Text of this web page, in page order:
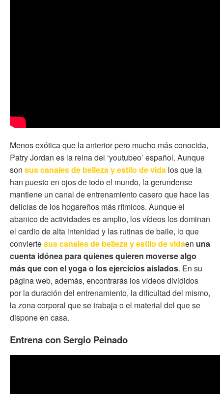
Menos exótica que la anterior pero mucho más conocida,
Patry Jordan es la reina del ‘youtubeo’ español. Aunque
son sus canales de belleza y estilo de vida los que la
han puesto en ojos de todo el mundo, la gerundense
mantiene un canal de entrenamiento casero que hace las
delicias de los hogareños más rítmicos. Aunque el
abanico de actividades es amplio, los vídeos los dominan
el cardio de alta intenidad y las rutinas de baile, lo que
conviertesus canales de belleza y estilo de vidaen una
cuenta idónea para quienes quieren moverse algo
más que con el yoga o los ejercicios aislados. En su
página web, además, encontrarás los vídeos divididos
por la duración del entrenamiento, la dificultad del mismo,
la zona corporal que se trabaja o el material del que se
dispone en casa.
Entrena con Sergio Peinado